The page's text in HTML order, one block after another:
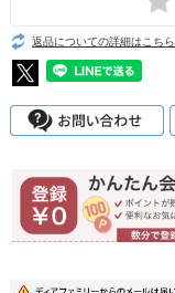
返品についての詳細はこちら